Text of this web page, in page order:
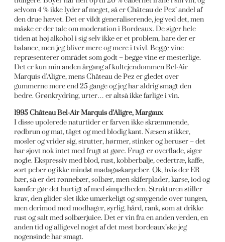
selvom 4 % ikke lyder af meget, så er Château de Pez’ andel af
den drue hævet. Det er vildt generaliserende, jeg ved det, men
måske er der tale om moderation i Bordeaux. De siger hele
tiden at høj alkohol i sig selv ikke er et problem, bare der er
balance, men jeg bliver mere og mere i tvivl. Begge vine
repræsenterer området som godt – begge vine er mesterlige.
Det er kun min anden årgang af kultejendommen Bel-Air
Marquis d’Aligre, mens Château de Pez er gledet over
gummerne mere end 25 gange og jeg har aldrig smagt den
bedre. Grønkrydring, urter… er altså ikke farlige i vin.
1995 Château Bel-Air Marquis d’Aligre, Margaux
I disse upolerede naturtider er farven ikke skræmmende,
rødbrun og mat, tåget og med blodig kant. Næsen stikker,
mosler og vrider sig, strutter, hørmer, stinker og beruser – det
har sjovt nok intet med frugt at gøre. Frugt er overflade, siger
nogle. Ekspressiv med blod, rust, kobberbalje, cedertræ, kaffe,
sort peber og ikke mindst madagaskarpeber. Ok, hvis der ER
bær, så er det rønnebær, solbær, men skiferplader, karse, iod og
kamfer gør det hurtigt af med simpelheden. Strukturen stiller
krav, den glider slet ikke umærkeligt og smygende over tungen,
men derimod med modhager, syrlig, hård, rank, som at drikke
rust og salt med solbærjuice. Det er vin fra en anden verden, en
anden tid og alligevel noget af det mest bordeaux’ske jeg
nogensinde har smagt.